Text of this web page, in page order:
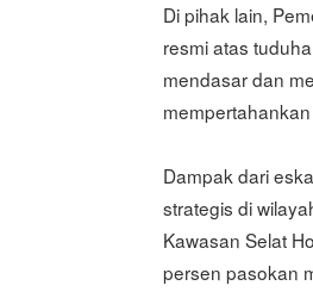
Di pihak lain,
resmi atas
mendasar dan
Dampak dari
strategis di
Kawasan Selat
persen pasokan